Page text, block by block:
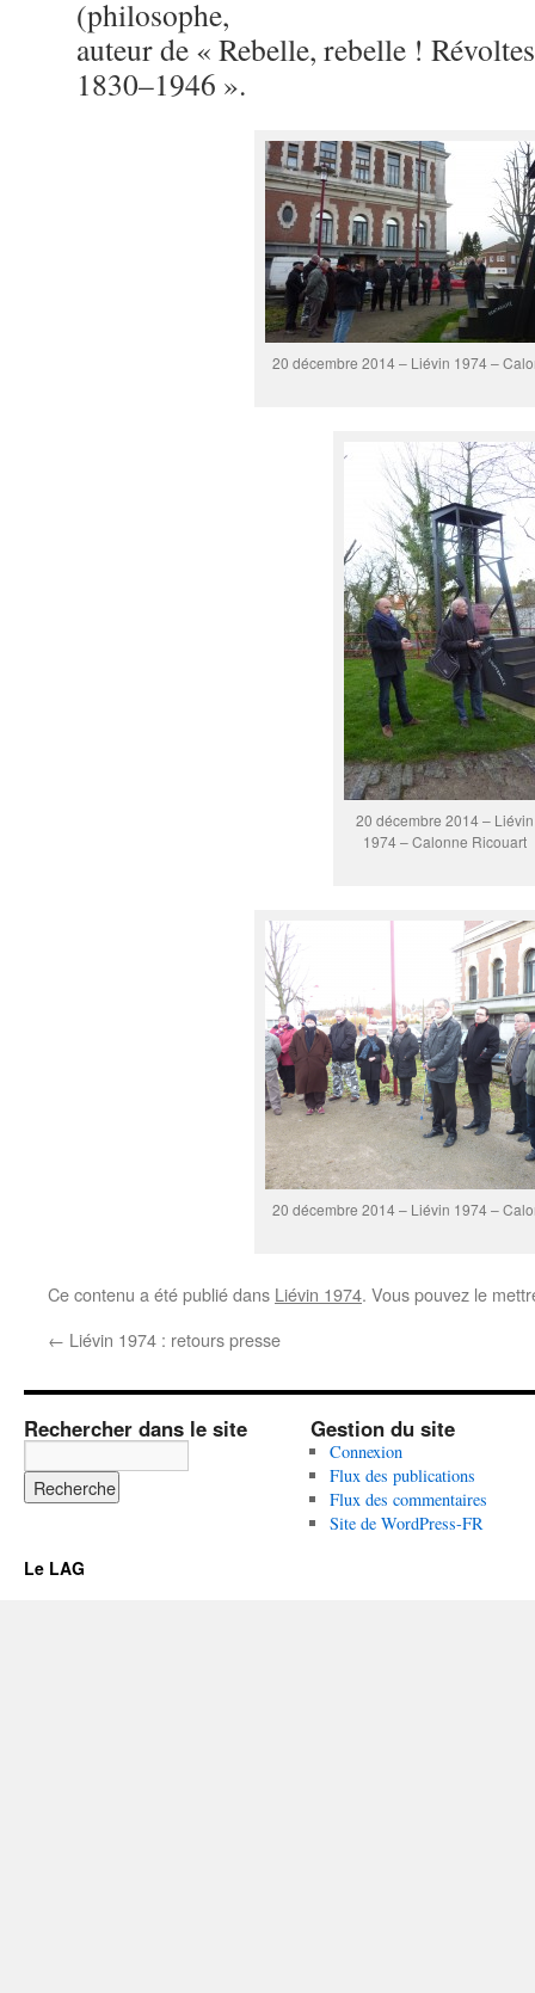
(philosophe,
auteur de « Rebelle, rebelle !
1830–1946 ».
20 décembre 2014 – Liévin 1974 –
20 décembre 2014 – Liévin
1974 – Calonne Ricouart
20 décembre 2014 – Liévin 1974 –
Ce contenu a été publié dans Liévin 1974. Vous pouvez le
← Liévin 1974 : retours presse
Rechercher dans le site Gestion du site
Connexion
Flux des publications
Flux des commentaires
Site de WordPress-FR
Le LAG